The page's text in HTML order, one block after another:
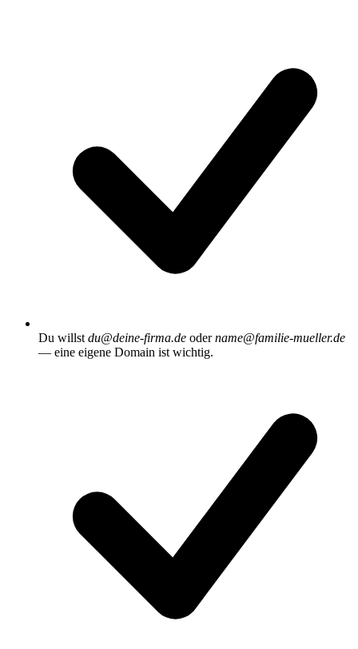
Du willstdu@deine-firma.de odername@familie-mueller.de
— eine eigene Domain ist wichtig.